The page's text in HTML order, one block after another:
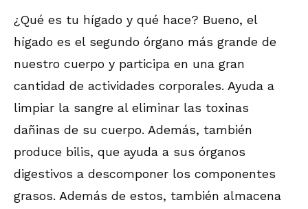
¿Qué es tu hígado y qué hace? Bueno, el
hígado es el segundo órgano más grande de
nuestro cuerpo y participa en una gran
cantidad de actividades corporales. Ayuda a
limpiar la sangre al eliminar las toxinas
dañinas de su cuerpo. Además, también
produce bilis, que ayuda a sus órganos
digestivos a descomponer los componentes
grasos. Además de estos, también almacena